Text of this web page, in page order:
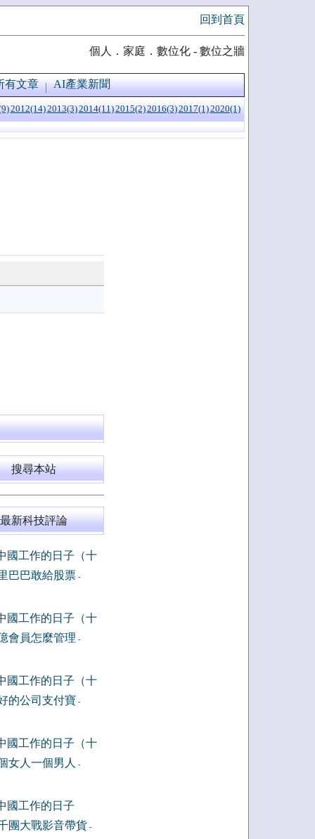
回到首頁
個人．家庭．數位化 - 數位之牆
有文章 AI產業新聞
2012(14)2013(3)2014(11)2015(2)2016(3)2017(1)2020(1)
搜尋本站
最新科技評論
國工作的日子（十
巴巴敢給股票-
國工作的日子（十
會員怎麼管理 -
國工作的日子（十
的公司支付寶 -
國工作的日子（十
女人一個男人
-
國工作的日子
團大戰影音帶貨 -